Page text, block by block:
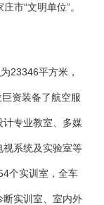
市“文明单位”。
23346平方米，
资装备了航空服
计专业教室、多媒
视系统及实验室等
个实训室，全车
断实训室、室内外